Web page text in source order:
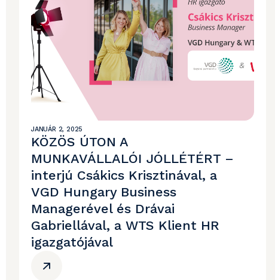
JANUÁR 2, 2025
KÖZÖS ÚTON A
MUNKAVÁLLALÓI JÓLLÉTÉRT –
interjú Csákics Krisztinával, a
VGD Hungary Business
Managerével és Drávai
Gabriellával, a WTS Klient HR
igazgatójával